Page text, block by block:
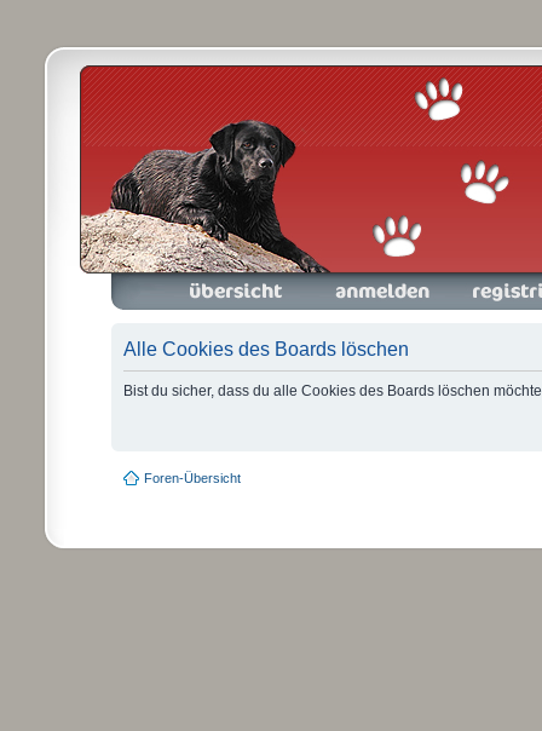
Foren-Übersicht Anmelden Registrieren
Alle Cookies des Boards löschen
Bist du sicher, dass du alle Cookies des Boards löschen
Foren-Übersicht